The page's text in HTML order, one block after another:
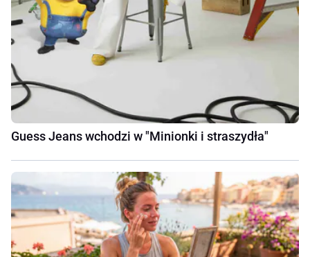
Guess Jeans wchodzi w "Minionki i straszydła"